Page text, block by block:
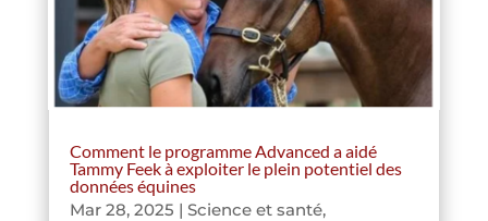
Comment le programme Advanced a aidé
Tammy Feek à exploiter le plein potentiel des
données équines
Mar 28, 2025 | Science et santé,